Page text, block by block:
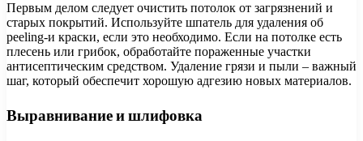
Первым делом следует очистить потолок от загрязнений и
старых покрытий. Используйте шпатель для удаления об
peeling-и краски, если это необходимо. Если на потолке есть
плесень или грибок, обработайте пораженные участки
антисептическим средством. Удаление грязи и пыли – важный
шаг, который обеспечит хорошую адгезию новых материалов.
Выравнивание и шлифовка